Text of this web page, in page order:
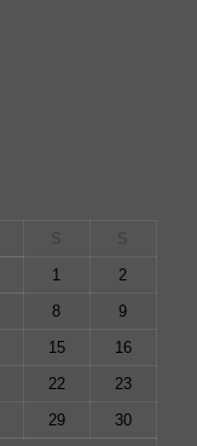
1
2
8
9
15
16
22
23
29
30